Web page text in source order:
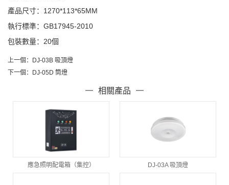
產品尺寸：1270*113*65MM
執行標準：GB17945-2010
包裝數量：20個
上一個： DJ-03B 吸頂燈
下一個： DJ-05D 筒燈
相關產品
應急照明配電箱（集控） DJ-03A 吸頂燈